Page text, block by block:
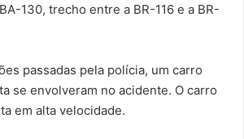
130, trecho entre a BR-116 e a BR-
passadas pela polícia, um carro
se envolveram no acidente. O carro
em alta velocidade.